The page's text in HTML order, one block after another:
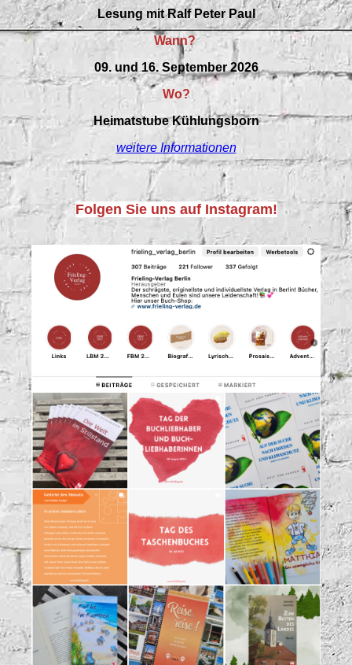
Lesung mit Ralf Peter Paul
Wann?
09. und 16. September 2026
Wo?
Heimatstube Kühlungsborn
weitere Informationen
Folgen Sie uns auf Instagram!